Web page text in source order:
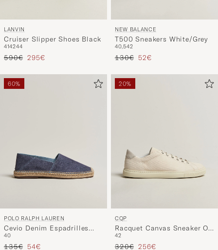
LANVIN
Cruiser Slipper Shoes Black
414244
Precio ordinario
590€ Precio reducido
295€
NEW BALANCE
T500 Sneakers White/Grey
40,542
Precio ordinario
130€ Precio reducido
52€
60%
POLO RALPH LAUREN
Cevio Denim Espadrilles
Blue
40
Precio ordinario
135€ Precio reducido
54€
20%
CQP
Racquet Canvas Sneaker Off
White
42
Precio ordinario
320€ Precio reducido
256€